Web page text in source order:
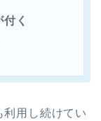
く
利用し続けてい